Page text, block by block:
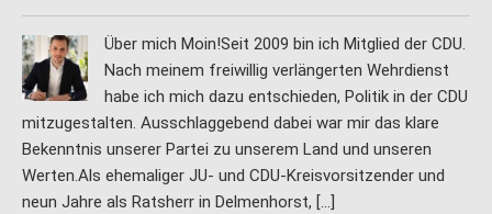
Über mich Moin!Seit 2009 bin ich Mitglied der CDU.
Nach meinem freiwillig verlängerten Wehrdienst
habe ich mich dazu entschieden, Politik in der CDU
mitzugestalten. Ausschlaggebend dabei war mir das klare
Bekenntnis unserer Partei zu unserem Land und unseren
Werten.Als ehemaliger JU- und CDU-Kreisvorsitzender und
neun Jahre als Ratsherr in Delmenhorst, […]